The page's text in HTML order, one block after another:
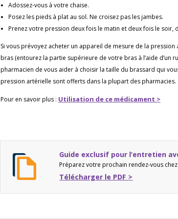
Adossez-vous à votre chaise.
Posez les pieds à plat au sol. Ne croisez pas les jambes.
Prenez votre pression deux fois le matin et deux fois le soir,
Si vous prévoyez acheter un appareil de mesure de la
bras (entourez la partie supérieure de votre bras à l’aide d’un
pharmacien de vous aider à choisir la taille du brassard qui
pression artérielle sont offerts dans la plupart des pharmacies.
Pour en savoir plus : Utilisation de ce médicament >
Guide exclusif pour l’entretien
Préparez votre prochain rendez-vous
Télécharger le PDF >